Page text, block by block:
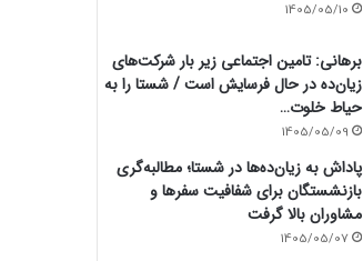
1405/05/10
برهانی: تامین اجتماعی زیر بار شرکت‌های
زیان‌ده در حال فرسایش است / شستا را به
حیاط خلوت…
1405/05/09
پاداش به زیان‌ده‌ها در شستا؛ مطالبه‌گری
بازنشستگان برای شفافیت سفرها و
مشاوران بالا گرفت
1405/05/07